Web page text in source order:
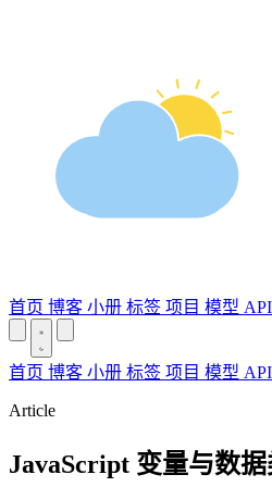
首页 博客 小册 标签 项目 模型 API
首页 博客 小册 标签 项目 模型 API
Article
JavaScript 变量与数